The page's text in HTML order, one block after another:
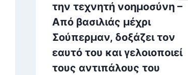
την τεχνητή νοημοσύνη –
Από βασιλιάς μέχρι
Σούπερμαν, δοξάζει τον
εαυτό του και γελοιοποιεί
τους αντιπάλους του